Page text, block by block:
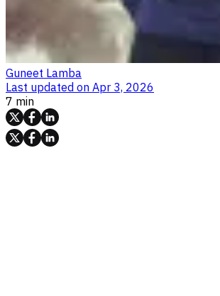
Guneet Lamba
Last updated on Apr 3, 2026
7 min